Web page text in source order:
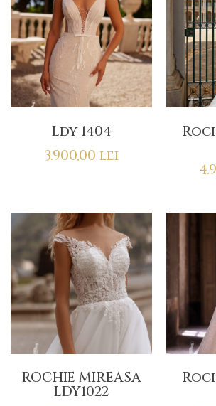
Ldy 1404
3.900,00 lei
ROCHIE MIREASA
LDY1022